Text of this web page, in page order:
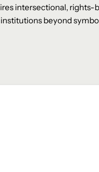
intersectional, rights-
beyond